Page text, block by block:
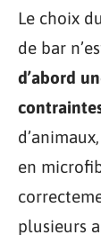
Le choix
de bar
d’abord
en
plusieurs